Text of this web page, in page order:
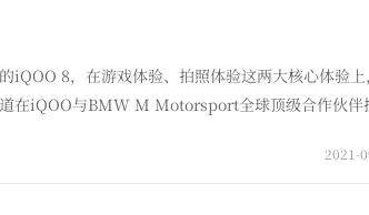
8，在游戏体验、拍照体验这两大核心体验
在iQOO与BMW M Motorsport全球顶级合作伙伴
2021-